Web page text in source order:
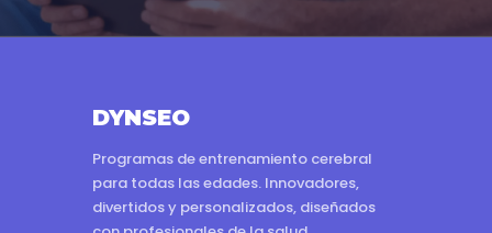
DYNSEO
Programas de entrenamiento cerebral
para todas las edades. Innovadores,
divertidos y personalizados, diseñados